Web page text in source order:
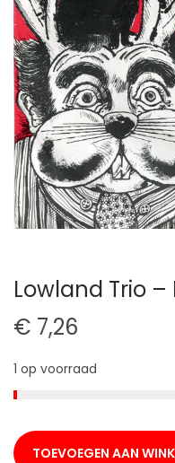
Lowland Trio
€ 7,26
1 op voorraad
TOEVOEGEN AAN